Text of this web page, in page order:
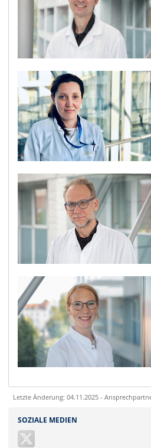
Letzte Änderung: 04.11.2025 -
Ihre E-Mailadresse:
SOZIALE MEDIEN